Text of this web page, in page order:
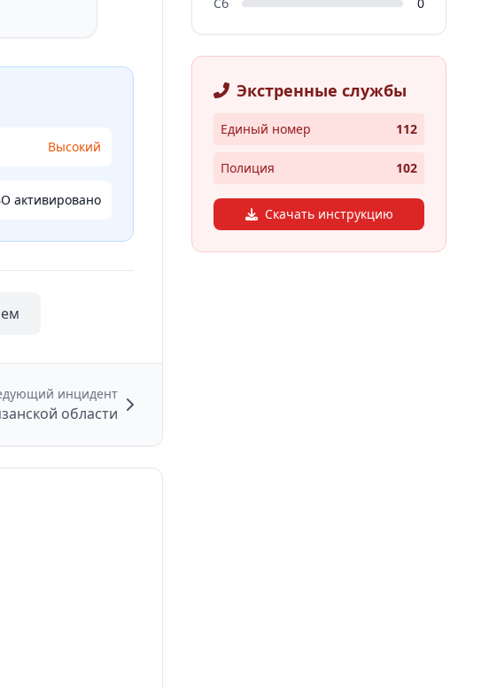
Высокий
активировано
инцидент
области
Экстренные службы
Единый номер 112
Полиция 102
Скачать инструкцию